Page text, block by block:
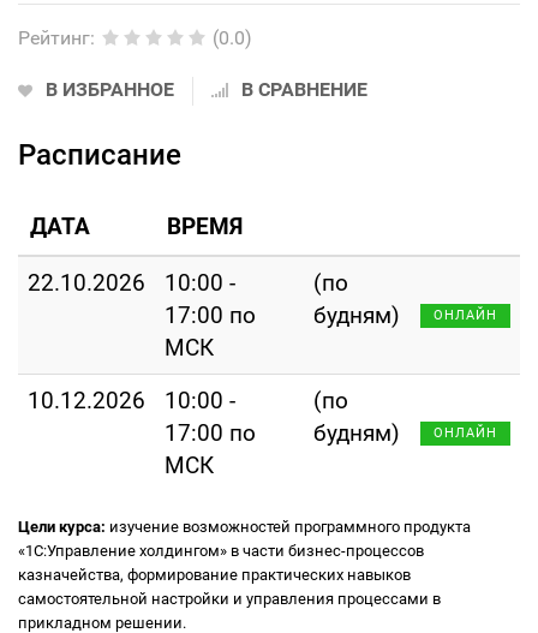
Рейтинг: (0.0)
В ИЗБРАННОЕ В СРАВНЕНИЕ
Расписание
ДАТА ВРЕМЯ
22.10.2026
10:00 -
17:00 по
МСК
(по
будням)
ОНЛАЙН
10.12.2026
10:00 -
17:00 по
МСК
(по
будням)
ОНЛАЙН
Цели курса: изучение возможностей программного продукта
«1С:Управление холдингом» в части бизнес-процессов
казначейства, формирование практических навыков
самостоятельной настройки и управления процессами в
прикладном решении.